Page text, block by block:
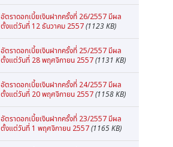
อัตราดอกเบี้ยเงินฝากครั้งที่ 26/2557 มีผล
ตั้งแต่วันที่ 12 ธันวาคม 2557(1123 KB)
อัตราดอกเบี้ยเงินฝากครั้งที่ 25/2557 มีผล
ตั้งแต่วันที่ 28 พฤศจิกายน 2557(1131 KB)
อัตราดอกเบี้ยเงินฝากครั้งที่ 24/2557 มีผล
ตั้งแต่วันที่ 20 พฤศจิกายน 2557(1158 KB)
อัตราดอกเบี้ยเงินฝากครั้งที่ 23/2557 มีผล
ตั้งแต่วันที่ 1 พฤศจิกายน 2557(1165 KB)